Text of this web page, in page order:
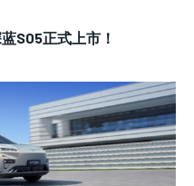
S05正式上市！